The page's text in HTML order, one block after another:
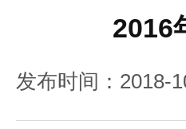
2016
发布时间：2018-